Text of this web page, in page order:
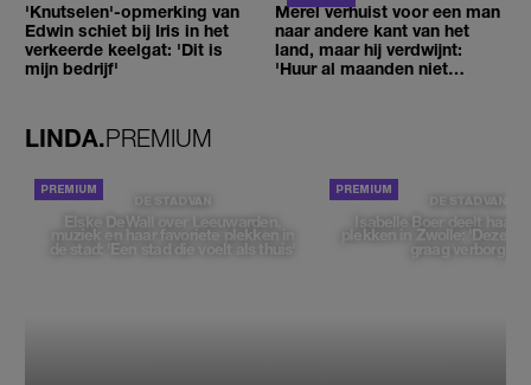
'Knutselen'-opmerking van
Edwin schiet bij Iris in het
verkeerde keelgat: 'Dit is
mijn bedrijf'
Merel verhuist voor een man
naar andere kant van het
land, maar hij verdwijnt:
'Huur al maanden niet
LINDA.PREMIUM
DE STAD VAN
Elske DeWall over Leeuwarden,
muziek en haar favoriete plekken in
de stad: 'Een stad die voelt als thuis'
DE STAD VAN
Isabelle Boer deelt haar
plekken in Zwolle: 'Deze
graag verborgen'